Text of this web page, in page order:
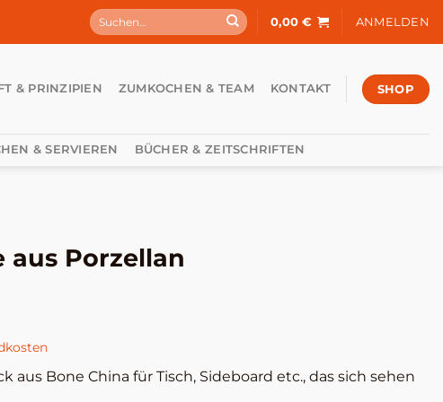
Suchen
nach:
0,00€ ANMELDEN
& PRINZIPIEN ZUMKOCHEN & TEAM KONTAKT SHOP
& SERVIEREN BÜCHER & ZEITSCHRIFTEN
aus Porzellan
aus Bone China für Tisch, Sideboard etc., das sich sehen